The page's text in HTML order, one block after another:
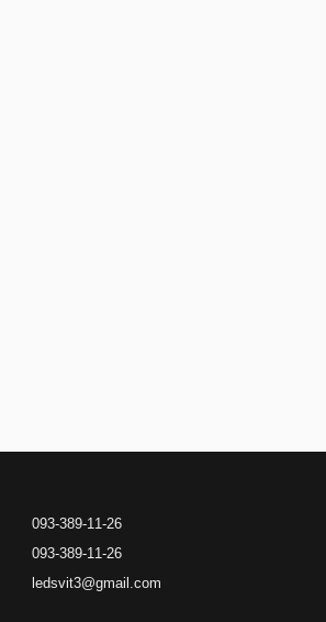
093-389-11-26
093-389-11-26
ledsvit3@gmail.com